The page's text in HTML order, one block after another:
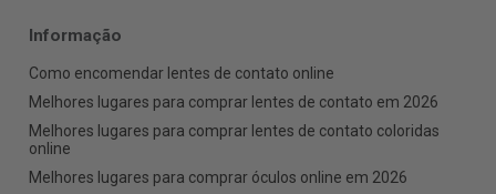
Informação
Como encomendar lentes de contato online
Melhores lugares para comprar lentes de contato em 2026
Melhores lugares para comprar lentes de contato coloridas
online
Melhores lugares para comprar óculos online em 2026